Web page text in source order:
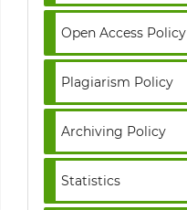
Open Access Policy
Plagiarism Policy
Archiving Policy
Statistics